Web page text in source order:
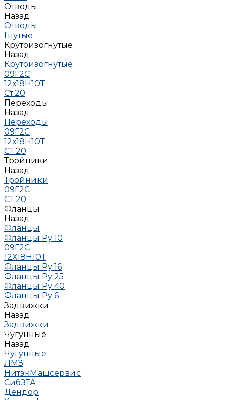
Отводы
Назад
Отводы
Гнутые
Крутоизогнутые
Назад
Крутоизогнутые
09Г2С
12х18Н10Т
Ст.20
Переходы
Назад
Переходы
09Г2С
12х18Н10Т
СТ.20
Тройники
Назад
Тройники
09Г2С
СТ.20
Фланцы
Назад
Фланцы
Фланцы Ру 10
09Г2С
12Х18Н10Т
Фланцы Ру 16
Фланцы Ру 25
Фланцы Ру 40
Фланцы Ру 6
Задвижки
Назад
Задвижки
Чугунные
Назад
Чугунные
ЛМЗ
НитэкМашсервис
СибЗТА
Дендор